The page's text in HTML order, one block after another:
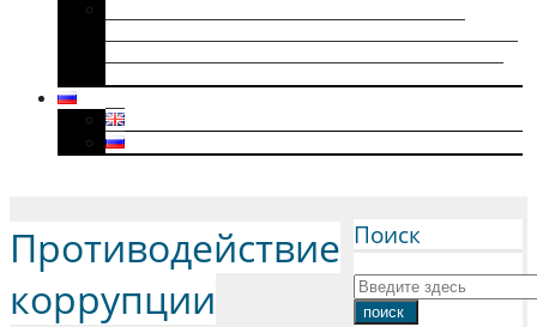
Поиск
Противодействие
коррупции